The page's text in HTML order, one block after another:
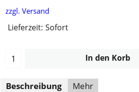
zzgl. Versand
Lieferzeit: Sofort
In den Korb
Beschreibung Mehr